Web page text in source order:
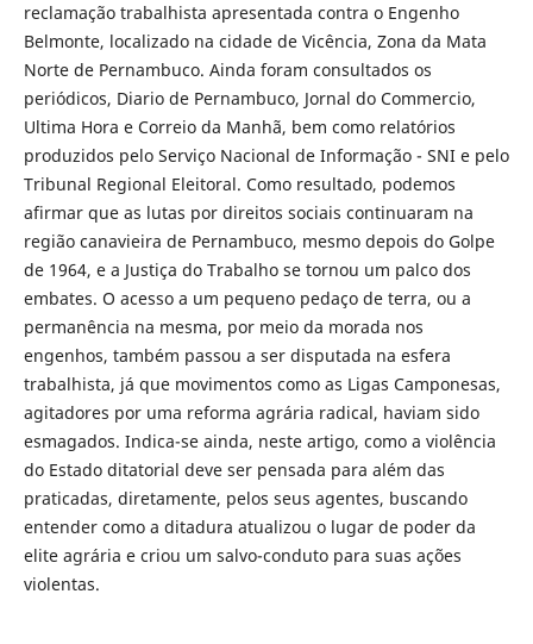
reclamação trabalhista apresentada contra o Engenho
Belmonte, localizado na cidade de Vicência, Zona da Mata
Norte de Pernambuco. Ainda foram consultados os
periódicos, Diario de Pernambuco, Jornal do Commercio,
Ultima Hora e Correio da Manhã, bem como relatórios
produzidos pelo Serviço Nacional de Informação - SNI e pelo
Tribunal Regional Eleitoral. Como resultado, podemos
afirmar que as lutas por direitos sociais continuaram na
região canavieira de Pernambuco, mesmo depois do Golpe
de 1964, e a Justiça do Trabalho se tornou um palco dos
embates. O acesso a um pequeno pedaço de terra, ou a
permanência na mesma, por meio da morada nos
engenhos, também passou a ser disputada na esfera
trabalhista, já que movimentos como as Ligas Camponesas,
agitadores por uma reforma agrária radical, haviam sido
esmagados. Indica-se ainda, neste artigo, como a violência
do Estado ditatorial deve ser pensada para além das
praticadas, diretamente, pelos seus agentes, buscando
entender como a ditadura atualizou o lugar de poder da
elite agrária e criou um salvo-conduto para suas ações
violentas.